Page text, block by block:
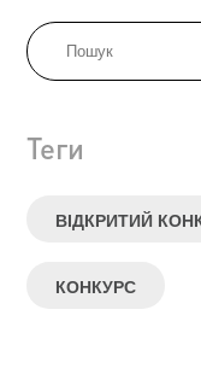
Теги
ВІДКРИТИЙ
КОНКУРС